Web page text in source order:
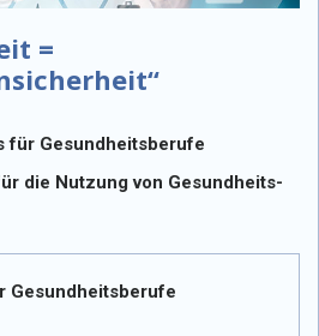
=
für Gesundheitsberufe
die Nutzung von Gesundheits-
Gesundheitsberufe